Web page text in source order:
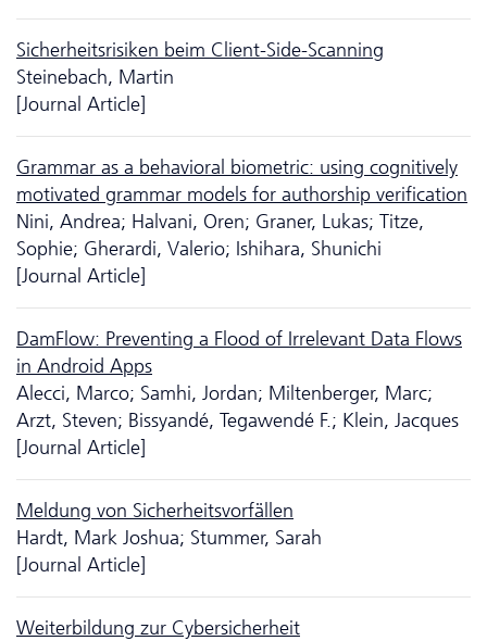
Sicherheitsrisiken beim Client-Side-Scanning
Steinebach, Martin
[Journal Article]
Grammar as a behavioral biometric: using cognitively
motivated grammar models for authorship verification
Nini, Andrea; Halvani, Oren; Graner, Lukas; Titze,
Sophie; Gherardi, Valerio; Ishihara, Shunichi
[Journal Article]
DamFlow: Preventing a Flood of Irrelevant Data Flows
in Android Apps
Alecci, Marco; Samhi, Jordan; Miltenberger, Marc;
Arzt, Steven; Bissyandé, Tegawendé F.; Klein, Jacques
[Journal Article]
Meldung von Sicherheitsvorfällen
Hardt, Mark Joshua; Stummer, Sarah
[Journal Article]
Weiterbildung zur Cybersicherheit